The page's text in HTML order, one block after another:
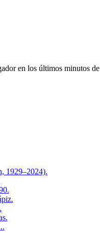
en los últimos minutos
1929–2024).